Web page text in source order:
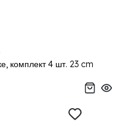
комплект 4 шт. 23 cm